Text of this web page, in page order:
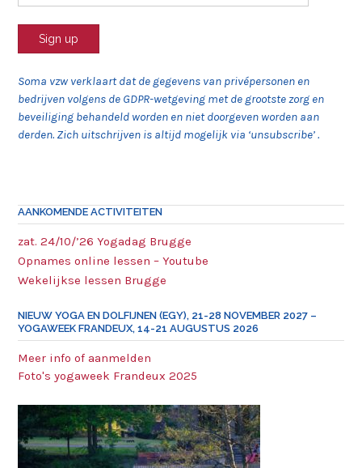
Soma vzw verklaart dat de gegevens van privépersonen en
bedrijven volgens de GDPR-wetgeving met de grootste zorg en
beveiliging behandeld worden en niet doorgeven worden aan
derden. Zich uitschrijven is altijd mogelijk via ‘unsubscribe’ .
AANKOMENDE ACTIVITEITEN
zat. 24/10/’26 Yogadag Brugge
Opnames online lessen – Youtube
Wekelijkse lessen Brugge
NIEUW YOGA EN DOLFIJNEN (EGY), 21-28 NOVEMBER 2027 –
YOGAWEEK FRANDEUX, 14-21 AUGUSTUS 2026
Meer info of aanmelden
Foto's yogaweek Frandeux 2025